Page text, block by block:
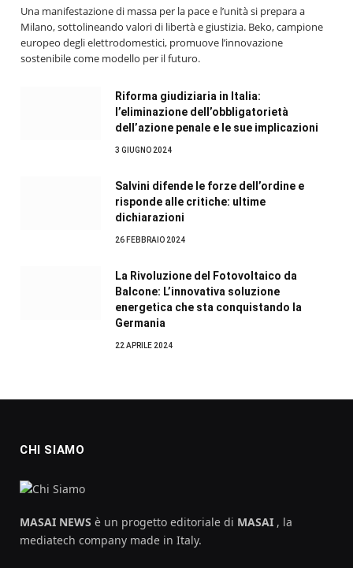
Una manifestazione di massa per la pace e l’unità si prepara a
Milano, sottolineando valori di libertà e giustizia. Beko, campione
europeo degli elettrodomestici, promuove l’innovazione
sostenibile come modello per il futuro.
Riforma giudiziaria in Italia:
l’eliminazione dell’obbligatorietà
dell’azione penale e le sue implicazioni
3 GIUGNO 2024
Salvini difende le forze dell’ordine e
risponde alle critiche: ultime
dichiarazioni
26 FEBBRAIO 2024
La Rivoluzione del Fotovoltaico da
Balcone: L’innovativa soluzione
energetica che sta conquistando la
Germania
22 APRILE 2024
CHI SIAMO
MASAI NEWS è un progetto editoriale di MASAI , la
mediatech company made in Italy.